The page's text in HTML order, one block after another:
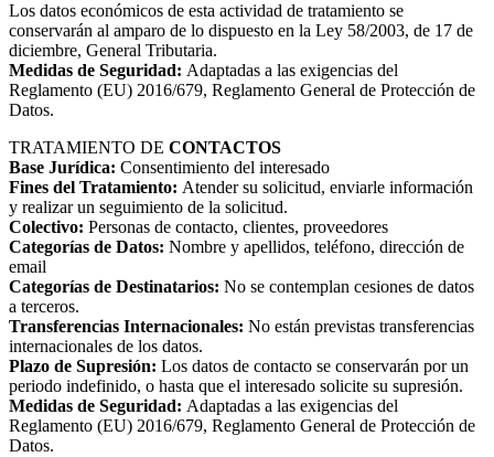
Los datos económicos de esta actividad de tratamiento se
conservarán al amparo de lo dispuesto en la Ley 58/2003, de 17 de
diciembre, General Tributaria.
Medidas de Seguridad: Adaptadas a las exigencias del
Reglamento (EU) 2016/679, Reglamento General de Protección de
Datos.
TRATAMIENTO DE CONTACTOS
Base Jurídica: Consentimiento del interesado
Fines del Tratamiento: Atender su solicitud, enviarle información
y realizar un seguimiento de la solicitud.
Colectivo: Personas de contacto, clientes, proveedores
Categorías de Datos: Nombre y apellidos, teléfono, dirección de
email
Categorías de Destinatarios: No se contemplan cesiones de datos
a terceros.
Transferencias Internacionales: No están previstas transferencias
internacionales de los datos.
Plazo de Supresión: Los datos de contacto se conservarán por un
periodo indefinido, o hasta que el interesado solicite su supresión.
Medidas de Seguridad: Adaptadas a las exigencias del
Reglamento (EU) 2016/679, Reglamento General de Protección de
Datos.